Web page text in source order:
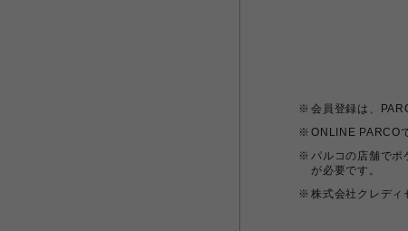
会員登録は、
ONLINE PARCO
パルコの店舗でポ
が必要です。
株式会社クレディ